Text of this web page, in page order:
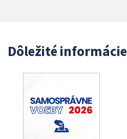
Dôležité informácie